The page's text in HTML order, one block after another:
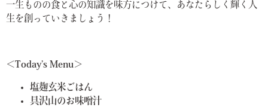
一生ものの食と心の知識を味方につけて、あなたらしく輝く人
生を創っていきましょう！
＜Today’s Menu＞
塩麹玄米ごはん
具沢山のお味噌汁